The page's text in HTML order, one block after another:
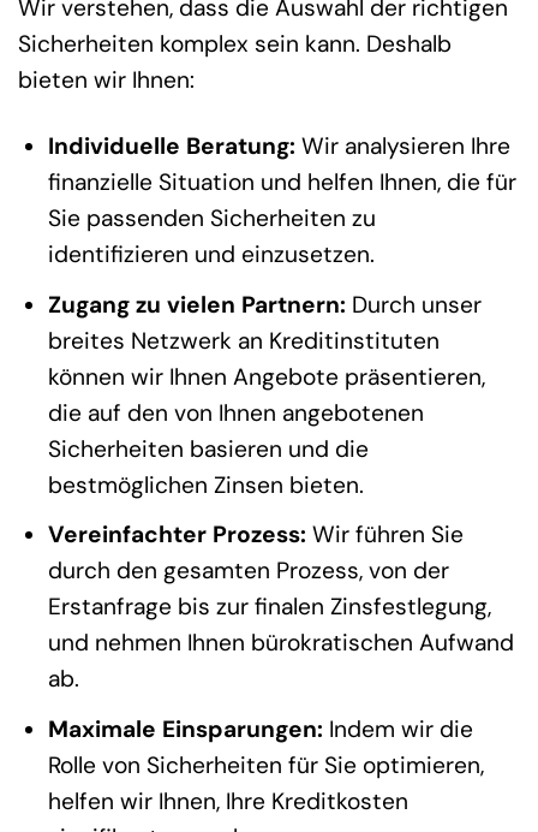
Wir verstehen, dass die Auswahl der richtigen
Sicherheiten komplex sein kann. Deshalb
bieten wir Ihnen:
Individuelle Beratung: Wir analysieren Ihre
finanzielle Situation und helfen Ihnen, die für
Sie passenden Sicherheiten zu
identifizieren und einzusetzen.
Zugang zu vielen Partnern: Durch unser
breites Netzwerk an Kreditinstituten
können wir Ihnen Angebote präsentieren,
die auf den von Ihnen angebotenen
Sicherheiten basieren und die
bestmöglichen Zinsen bieten.
Vereinfachter Prozess: Wir führen Sie
durch den gesamten Prozess, von der
Erstanfrage bis zur finalen Zinsfestlegung,
und nehmen Ihnen bürokratischen Aufwand
ab.
Maximale Einsparungen: Indem wir die
Rolle von Sicherheiten für Sie optimieren,
helfen wir Ihnen, Ihre Kreditkosten